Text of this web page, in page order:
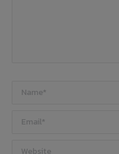
Name *
Email *
Website